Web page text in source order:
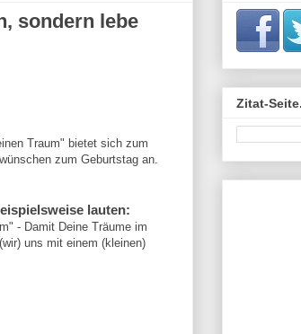
sondern lebe
Traum" bietet sich zum
zum Geburtstag an.
lauten:
- Damit Deine Träume im
uns mit einem (kleinen)
Zitat-